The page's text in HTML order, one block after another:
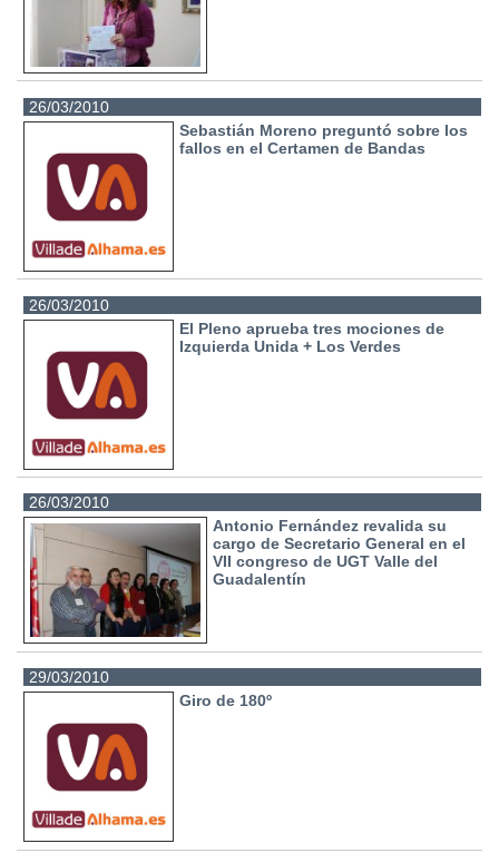
26/03/2010
Sebastián Moreno preguntó sobre los
fallos en el Certamen de Bandas
26/03/2010
El Pleno aprueba tres mociones de
Izquierda Unida + Los Verdes
26/03/2010
Antonio Fernández revalida su
cargo de Secretario General en el
VII congreso de UGT Valle del
Guadalentín
29/03/2010
Giro de 180º